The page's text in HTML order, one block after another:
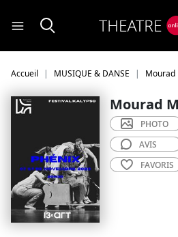
Accueil MUSIQUE & DANSE Mourad
Mourad
PHOTO
AVIS
FAVORIS